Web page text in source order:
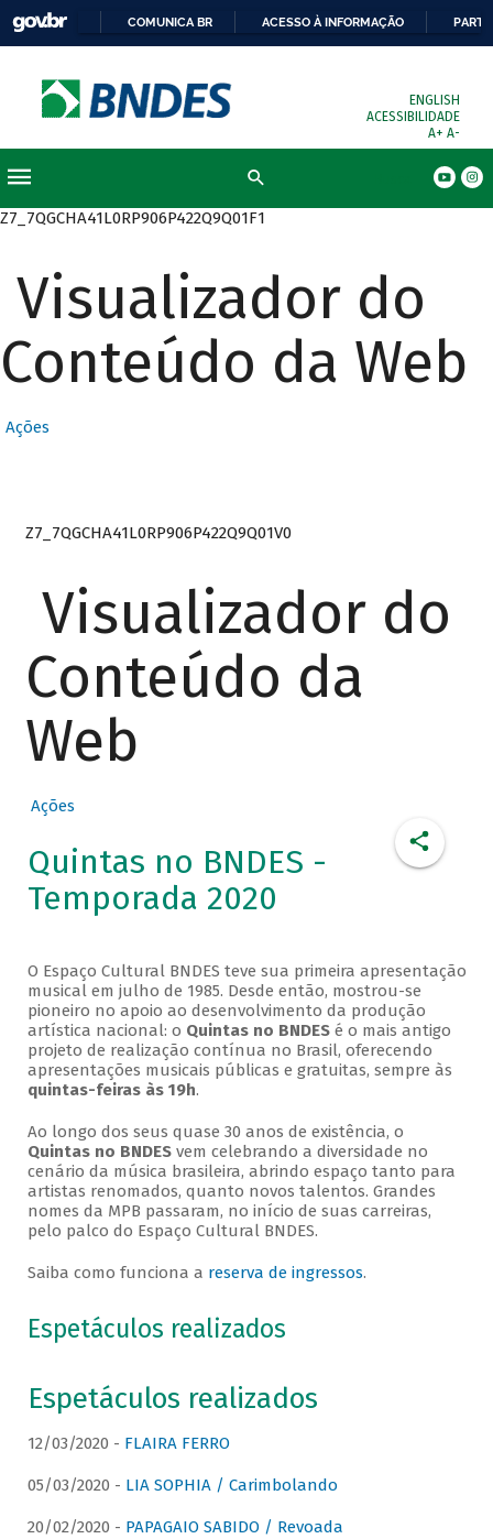
COMUNICA BR ACESSO À INFORMAÇÃO
ENGLISH
ACESSIBILIDADE
A+ A-
Z7_7QGCHA41L0RP906P422Q9Q01F1
Visualizador do
Conteúdo da Web
Ações
Z7_7QGCHA41L0RP906P422Q9Q01V0
Visualizador do
Conteúdo da
Web
Ações
Quintas no BNDES -
Temporada 2020
O Espaço Cultural BNDES teve sua primeira apresentação
musical em julho de 1985. Desde então, mostrou-se
pioneiro no apoio ao desenvolvimento da produção
artística nacional: o Quintas no BNDESé o mais antigo
projeto de realização contínua no Brasil, oferecendo
apresentações musicais públicas e gratuitas, sempre às
quintas-feiras às 19h.
Ao longo dos seus quase 30 anos de existência, o
Quintas no BNDESvem celebrando a diversidade no
cenário da música brasileira, abrindo espaço tanto para
artistas renomados, quanto novos talentos. Grandes
nomes da MPB passaram, no início de suas carreiras,
pelo palco do Espaço Cultural BNDES.
Saiba como funciona a reserva de ingressos.
Espetáculos realizados
Espetáculos realizados
12/03/2020 - FLAIRA FERRO
05/03/2020 - LIA SOPHIA / Carimbolando
20/02/2020 - PAPAGAIO SABIDO / Revoada